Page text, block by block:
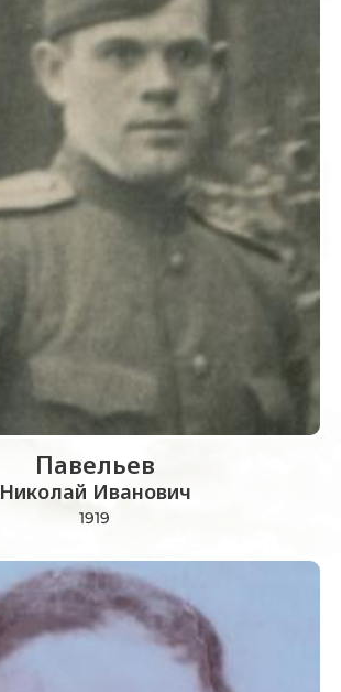
Павельев
Николай Иванович
1919